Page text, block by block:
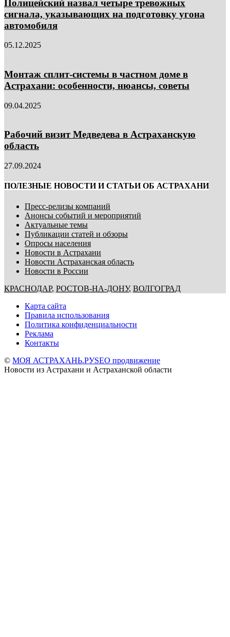
Полицейский назвал четыре тревожных
сигнала, указывающих на подготовку угона
автомобиля
05.12.2025
Монтаж сплит-системы в частном доме в
Астрахани: особенности, нюансы, советы
09.04.2025
Рабочий визит Медведева в Астраханскую
область
27.09.2024
ПОЛЕЗНЫЕ НОВОСТИ И СТАТЬИ ОБ АСТРАХАНИ
Пресс-релизы компаний
Анонсы событий и мероприятий
Актуальные темы
Публикации статей и обзоры
Опросы населения
Новости в Астрахани
Новости Астраханская область
Новости в России
КРАСНОДАР, РОСТОВ-НА-ДОНУ, ВОЛГОГРАД
Карта сайта
Правила использования
Политика конфиденциальности
Реклама
Контакты
© МОЯ АСТРАХАНЬ.РУSEO продвижение
Новости из Астрахани и Астраханской области